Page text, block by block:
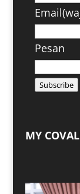
Email
Pesan
Subscribe
MY